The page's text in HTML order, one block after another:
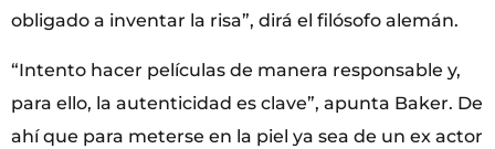
obligado a inventar la risa”, dirá el filósofo alemán.
“Intento hacer películas de manera responsable y,
para ello, la autenticidad es clave”, apunta Baker. De
ahí que para meterse en la piel ya sea de un ex actor